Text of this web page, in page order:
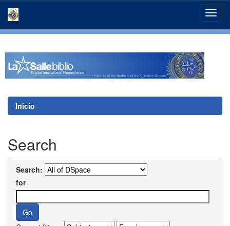
Inicio
Search
Search:
for